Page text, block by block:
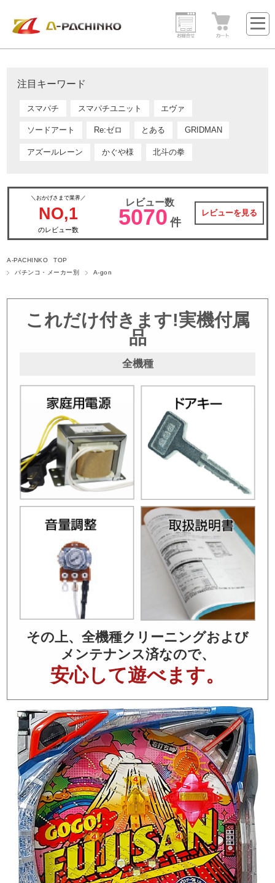
注目キーワード
スマパチ スマパチユニット エヴァ
ソードアート Re:ゼロ とある GRIDMAN
アズールレーン かぐや様 北斗の拳
＼おかげさまで業界／
NO,1
のレビュー数
レビュー数
5070 件
レビューを見る
A-PACHINKO TOP
パチンコ・メーカー別
A-gon
これだけ付きます!実機付属
品
全機種
その上、全機種クリーニングおよび
メンテナンス済なので、
安心して遊べます。